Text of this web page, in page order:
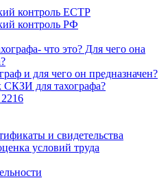
контроль ЕСТР
контроль РФ
что это? Для чего она
и для чего он предназначен?
СКЗИ для тахографа?
и свидетельства
условий труда